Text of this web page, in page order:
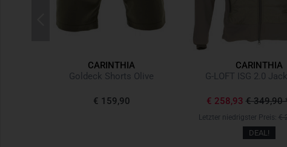
CARINTHIA
Goldeck Shorts Olive
€ 159,90
CARINTHIA
G-LOFT ISG 2.0
€ 258,93 € 349,90
Letzter niedrigster Preis: €
DEAL!